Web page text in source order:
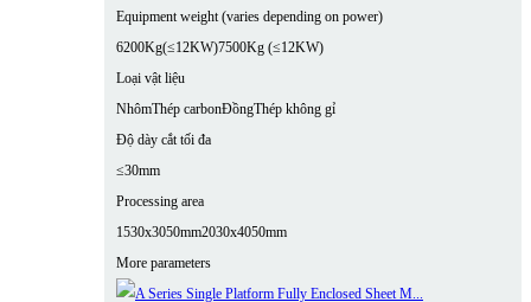
Equipment weight (varies depending on power)
6200Kg(≤12KW)7500Kg (≤12KW)
Loại vật liệu
NhômThép carbonĐồngThép không gỉ
Độ dày cắt tối đa
≤30mm
Processing area
1530x3050mm2030x4050mm
More parameters